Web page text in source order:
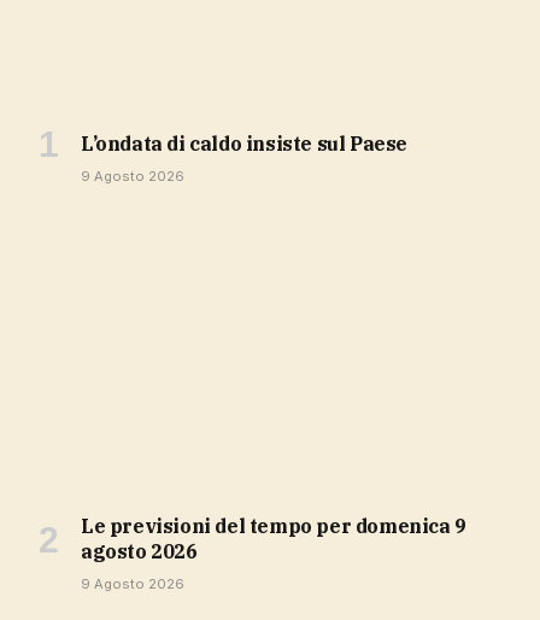
l’ondata di caldo insiste sul Paese
9 Agosto 2026
Le previsioni del tempo per domenica 9
agosto 2026
9 Agosto 2026